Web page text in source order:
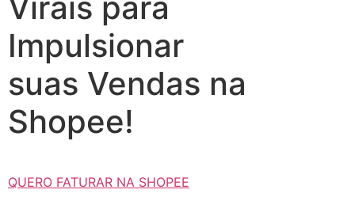
Virais para
Impulsionar
suas Vendas na
Shopee!
QUERO FATURAR NA SHOPEE